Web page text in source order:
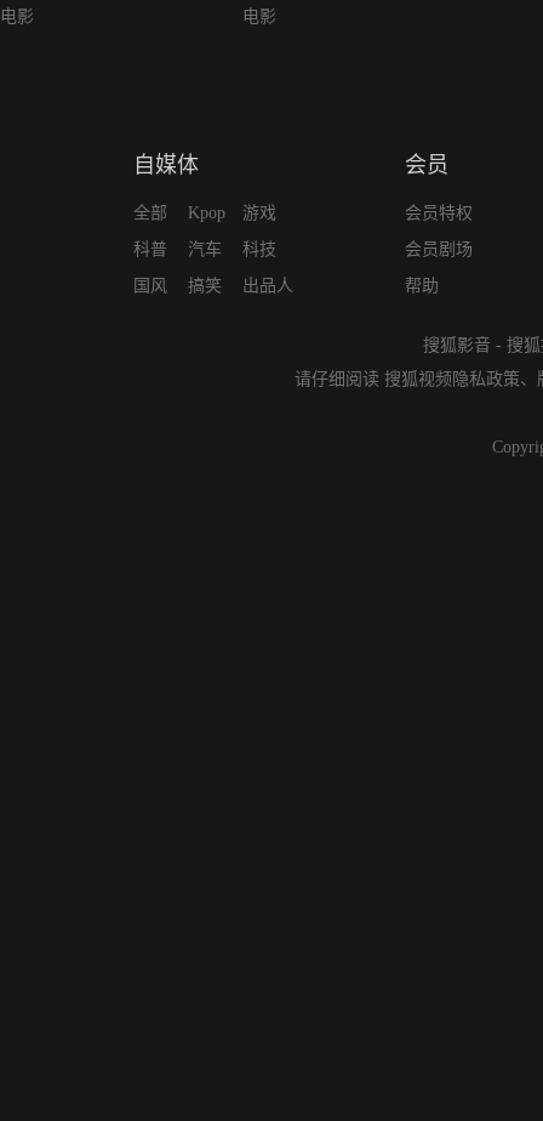
电影
电影
自媒体
全部
科普
国风
Kpop
汽车
搞笑
游戏
科技
出品人
会员
会员特权
会员剧场
帮助
搜狐影音 - 搜
请仔细阅读 搜狐视频隐私政策、